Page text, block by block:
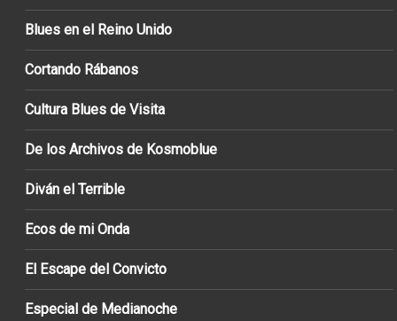
Blues en el Reino Unido
Cortando Rábanos
Cultura Blues de Visita
De los Archivos de Kosmoblue
Diván el Terrible
Ecos de mi Onda
El Escape del Convicto
Especial de Medianoche